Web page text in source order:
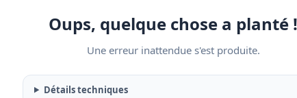
Oups, quelque chose a planté !
Une erreur inattendue s'est produite.
Détails techniques